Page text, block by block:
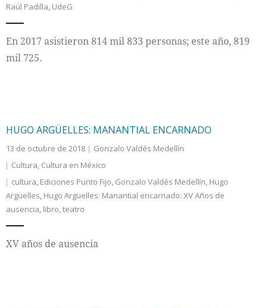
Raúl Padilla UdeG
En 2017 asistieron 814 mil 833 personas; este año, 819
mil 725.
HUGO ARGÜELLES: MANANTIAL ENCARNADO
13 de octubre de 2018
Gonzalo Valdés Medellín
Cultura Cultura en México
cultura Ediciones Punto Fijo Gonzalo Valdés Medellín Hugo
Argüelles Hugo Argüelles: Manantial encarnado. XV Años de
ausencia libro teatro
XV años de ausencia